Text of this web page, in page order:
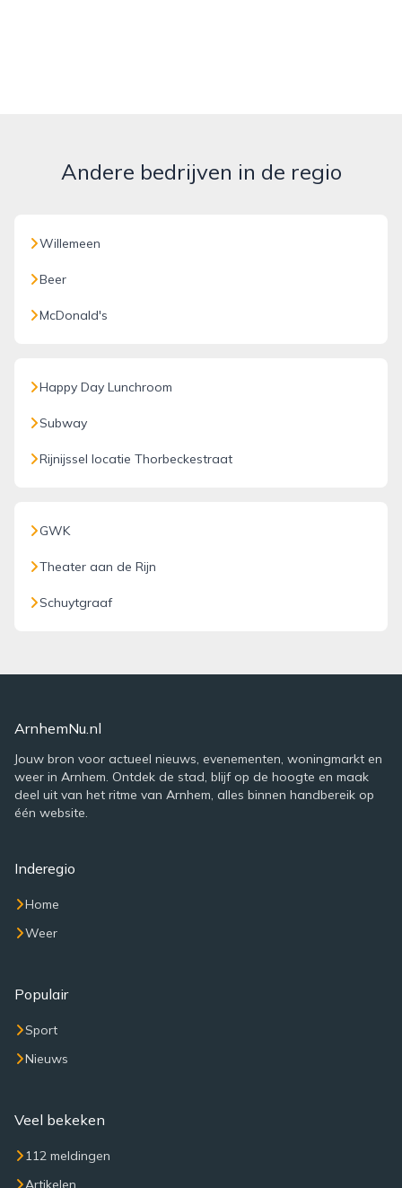
Andere bedrijven in de regio
Willemeen
Beer
McDonald's
Happy Day Lunchroom
Subway
Rijnijssel locatie Thorbeckestraat
GWK
Theater aan de Rijn
Schuytgraaf
ArnhemNu.nl
Jouw bron voor actueel nieuws, evenementen, woningmarkt en
weer in Arnhem. Ontdek de stad, blijf op de hoogte en maak
deel uit van het ritme van Arnhem, alles binnen handbereik op
één website.
Inderegio
Home
Weer
Populair
Sport
Nieuws
Veel bekeken
112 meldingen
Artikelen